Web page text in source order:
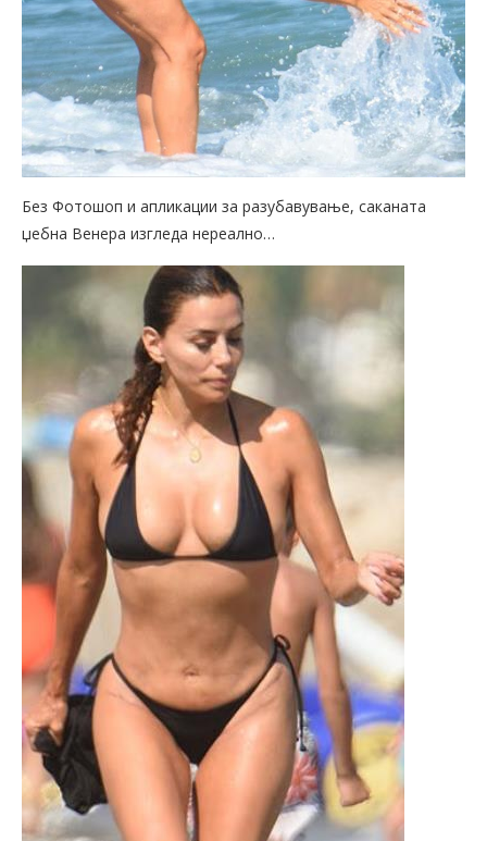
Без Фотошоп и апликации за разубавување, саканата
џебна Венера изгледа нереално…